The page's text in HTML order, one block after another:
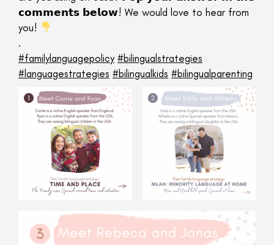
𝗰𝗼𝗺𝗺𝗲𝗻𝘁𝘀 𝗯𝗲𝗹𝗼𝘄! We would love to hear from
you!
.
#familylanguagepolicy #bilingualstrategies
#languagestrategies #bilingualkids #bilingualparenting